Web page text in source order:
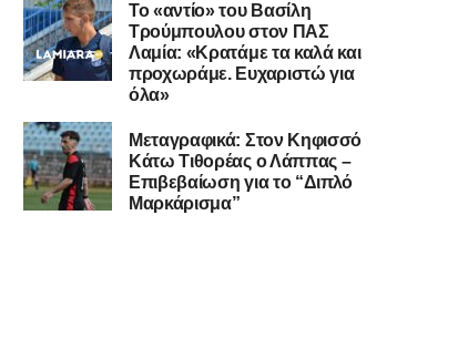
Το «αντίο» του Βασίλη
Τρούμπουλου στον ΠΑΣ
Λαμία: «Κρατάμε τα καλά και
προχωράμε. Ευχαριστώ για
όλα»
Μεταγραφικά: Στον Κηφισσό
Κάτω Τιθορέας ο Λάππας –
Επιβεβαίωση για το “Διπλό
Μαρκάρισμα”